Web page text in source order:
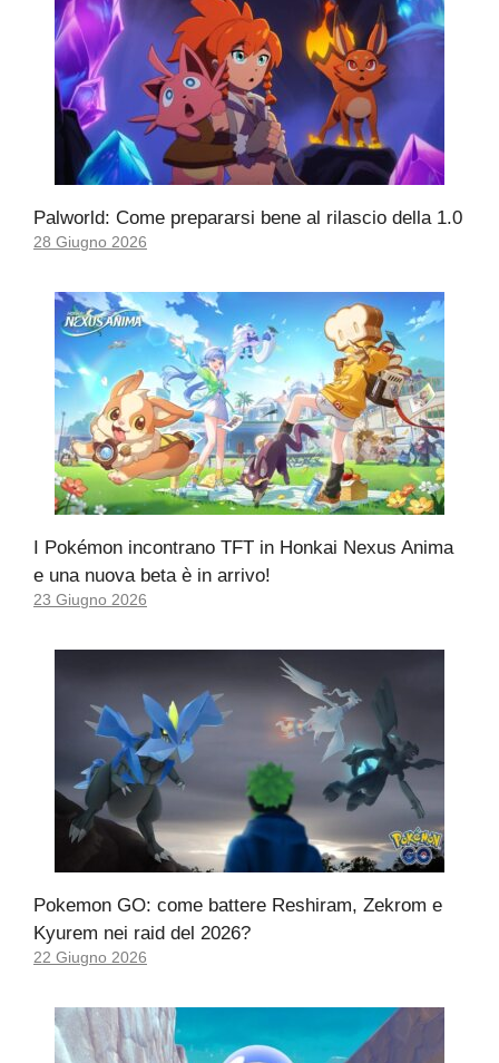
Palworld: Come prepararsi bene al rilascio della 1.0
28 Giugno 2026
I Pokémon incontrano TFT in Honkai Nexus Anima
e una nuova beta è in arrivo!
23 Giugno 2026
Pokemon GO: come battere Reshiram, Zekrom e
Kyurem nei raid del 2026?
22 Giugno 2026